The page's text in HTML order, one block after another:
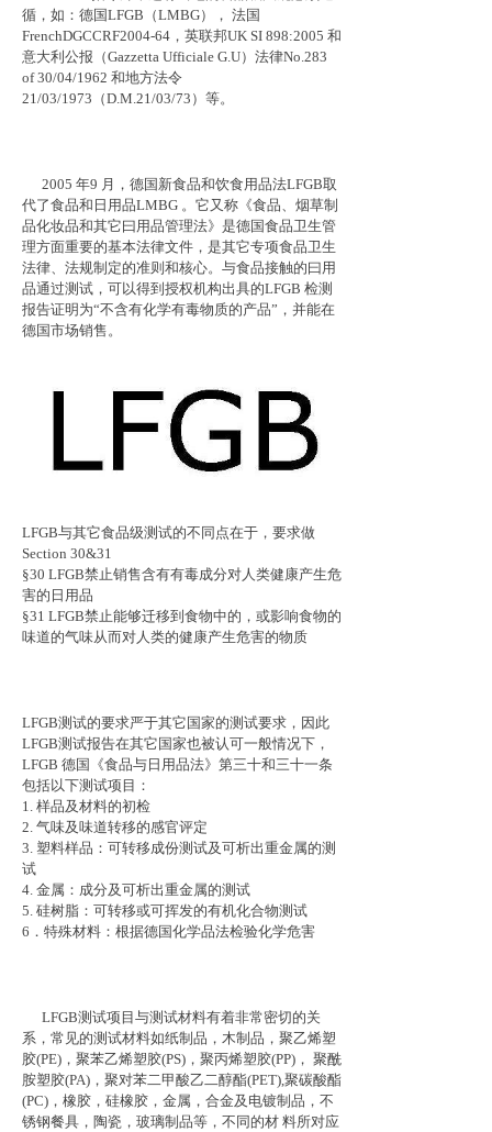
循，如：德国LFGB（LMBG）， 法国
FrenchDGCCRF2004-64，英联邦UK SI 898:2005 和
意大利公报（Gazzetta Ufficiale G.U）法律No.283
of 30/04/1962 和地方法令
21/03/1973（D.M.21/03/73）等。
2005 年9 月，德国新食品和饮食用品法LFGB取
代了食品和日用品LMBG 。它又称《食品、烟草制
品化妆品和其它曰用品管理法》是德国食品卫生管
理方面重要的基本法律文件，是其它专项食品卫生
法律、法规制定的准则和核心。与食品接触的曰用
品通过测试，可以得到授权机构出具的LFGB 检测
报告证明为“不含有化学有毒物质的产品”，并能在
德国市场销售。
LFGB与其它食品级测试的不同点在于，要求做
Section 30&31
§30 LFGB禁止销售含有有毒成分对人类健康产生危
害的日用品
§31 LFGB禁止能够迁移到食物中的，或影响食物的
味道的气味从而对人类的健康产生危害的物质
LFGB测试的要求严于其它国家的测试要求，因此
LFGB测试报告在其它国家也被认可一般情况下，
LFGB 德国《食品与日用品法》第三十和三十一条
包括以下测试项目：
1. 样品及材料的初检
2. 气味及味道转移的感官评定
3. 塑料样品：可转移成份测试及可析出重金属的测
试
4. 金属：成分及可析出重金属的测试
5. 硅树脂：可转移或可挥发的有机化合物测试
6．特殊材料：根据德国化学品法检验化学危害
LFGB测试项目与测试材料有着非常密切的关
系，常见的测试材料如纸制品，木制品，聚乙烯塑
胶(PE)，聚苯乙烯塑胶(PS)，聚丙烯塑胶(PP)， 聚酰
胺塑胶(PA)，聚对苯二甲酸乙二醇酯(PET),聚碳酸酯
(PC)，橡胶，硅橡胶，金属，合金及电镀制品，不
锈钢餐具，陶瓷，玻璃制品等，不同的材 料所对应